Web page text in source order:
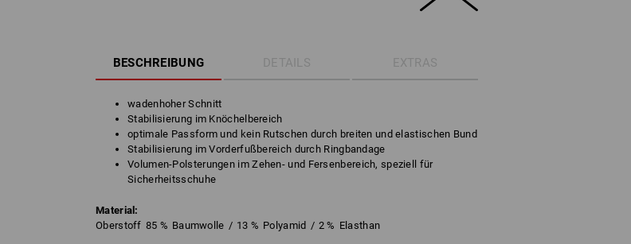
BESCHREIBUNG DETAILS EXTRAS
wadenhoher Schnitt
Stabilisierung im Knöchelbereich
optimale Passform und kein Rutschen durch breiten und elastischen Bund
Stabilisierung im Vorderfußbereich durch Ringbandage
Volumen-Polsterungen im Zehen- und Fersenbereich, speziell für
Sicherheitsschuhe
Material:
Oberstoff 85 % Baumwolle / 13 % Polyamid / 2 % Elasthan